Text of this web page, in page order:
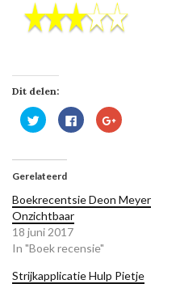
Dit delen:
Klik
om
(Wordt
nieuw
venster
geopend)
Klik
om
een
nieuw
Klik
om
een
nieuw
Gerelateerd
Boekrecentsie Deon Meyer
Onzichtbaar
18 juni 2017
In "Boek recensie"
Strijkapplicatie Hulp Pietje